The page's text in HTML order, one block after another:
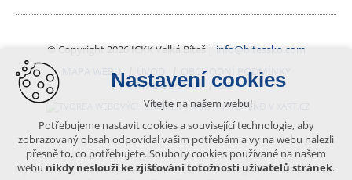
© Copyright 2026 ICKK Velká Bíteš | info@bitessko.com
MAPA WEBU
ÚVOD
OBCHODNÍ PODMÍNKY
PORTÁL OBČANA
GIS
VYTVOŘENO V XART.CZ
Obsah tohoto portálu je chráněn autorským právem, které
vykonává vydavatel. Jakékoliv užití článků a fotografií z této podoby
Nastavení cookies
Vítejte na našem webu!
Potřebujeme nastavit cookies a související technologie, aby
zobrazovaný obsah odpovídal vašim potřebám a vy na webu nalezli
přesně to, co potřebujete. Soubory cookies používané na našem
webu nikdy neslouží ke zjišťování totožnosti uživatelů stránek.